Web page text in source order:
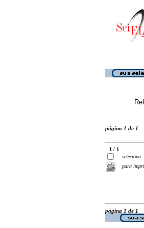
página 1 de 1
1 / 1
seleciona
para
página 1 de 1